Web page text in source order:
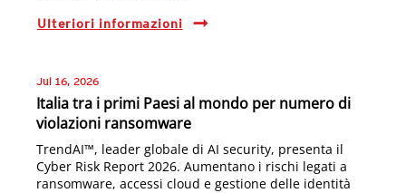
Ulteriori informazioni
Jul 16, 2026
Italia tra i primi Paesi al mondo per numero di
violazioni ransomware
TrendAI™, leader globale di AI security, presenta il
Cyber Risk Report 2026. Aumentano i rischi legati a
ransomware, accessi cloud e gestione delle identità